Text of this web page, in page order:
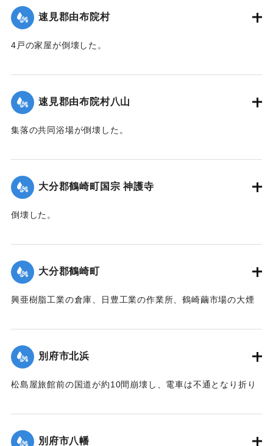
｜固有コード:
速見郡由布院村
4戸の家屋が倒壊した。
｜固有コード:00474055
速見郡由布院村八山
集落の共同浴場が倒壊した。
｜固有コード:00474056
大分郡鶴崎町国宗 神護寺
倒壊した。
｜固有コード:00474057
大分郡鶴崎町
興亜樹脂工業の倉庫、日豊工業の作業所、鶴崎繭市場の大煙
の損害などもあった。
【出典：大分合同新聞 1942年8月28日発行夕刊2面】
｜固有コード:00474058
別府市北浜
松島屋旅館前の国道が約10間崩壊し、電車は不通となり折り
別府市八幡